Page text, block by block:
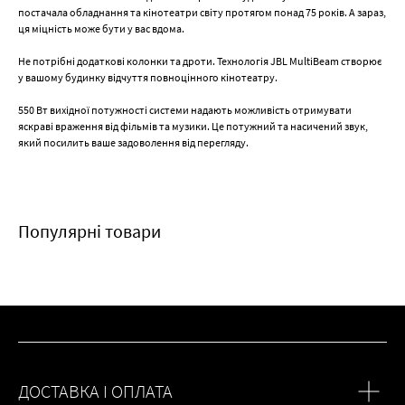
постачала обладнання та кінотеатри світу протягом понад 75 років. А зараз,
ця міцність може бути у вас вдома.
Не потрібні додаткові колонки та дроти. Технологія JBL MultiBeam створює
у вашому будинку відчуття повноцінного кінотеатру.
550 Вт вихідної потужності системи надають можливість отримувати
яскраві враження від фільмів та музики. Це потужний та насичений звук,
який посилить ваше задоволення від перегляду.
Популярні товари
ДОСТАВКА І ОПЛАТА